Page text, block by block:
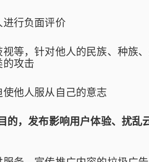
行负面评价
等，针对他人的民族、种族
的攻击
他人服从自己的意志
的，发布影响用户体验、扰乱